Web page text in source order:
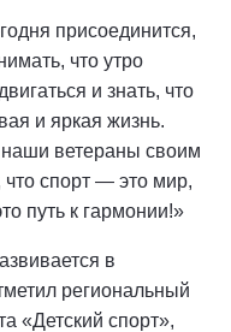
присоединится,
что утро
и знать, что
и яркая жизнь.
ветераны своим
спорт — это мир,
путь к гармонии!»
в
региональный
«Детский спорт»,